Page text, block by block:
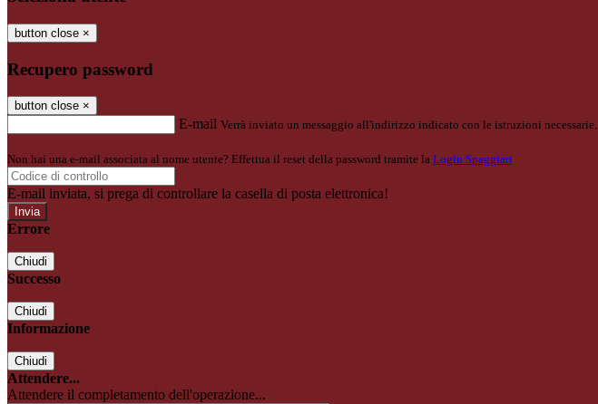
button close ×
Recupero password
button close ×
E-mail Verrà inviato un messaggio all'indirizzo indicato con le istruzioni necessarie.
Non hai una e-mail associata al nome utente? Effettua il reset della password tramite la Login Spaggiari
E-mail inviata, si prega di controllare la casella di posta elettronica!
Errore
Chiudi
Successo
Chiudi
Informazione
Chiudi
Attendere...
Attendere il completamento dell'operazione...